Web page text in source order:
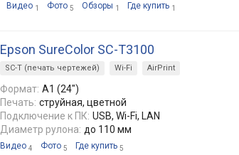
Видео 1 Фото 5 Обзоры 1 Где купить 1
Epson SureColor SC-T3100
SC-T (печать чертежей) Wi-Fi AirPrint
Формат: A1 (24")
Печать: струйная, цветной
Подключение к ПК: USB, Wi-Fi, LAN
Диаметр рулона: до 110 мм
Видео 4 Фото 5 Где купить 5